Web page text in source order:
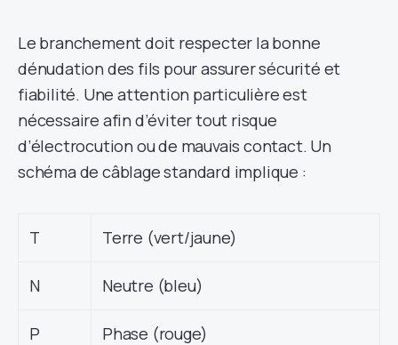
Le branchement doit respecter la bonne
dénudation des fils pour assurer sécurité et
fiabilité. Une attention particulière est
nécessaire afin d’éviter tout risque
d’électrocution ou de mauvais contact. Un
schéma de câblage standard implique :
T Terre (vert/jaune)
N Neutre (bleu)
P Phase (rouge)